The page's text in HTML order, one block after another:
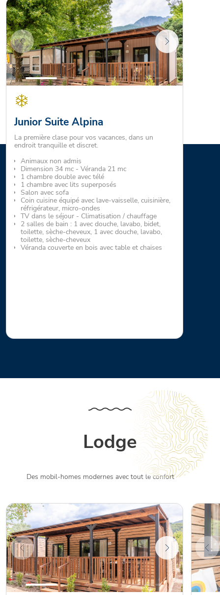
Junior Suite Alpina
La première clase pour vos vacances, dans un
endroit tranquille et discret.
Animaux non admis
Dimension 34 mc - Véranda 21 mc
1 chambre double avec télé
1 chambre avec lits superposés
Salon avec sofa
Coin cuisine équipé avec lave-vaisselle, cuisinière,
réfrigérateur, micro-ondes
TV dans le séjour - Climatisation / chauffage
2 salles de bain : 1 avec douche, lavabo, bidet,
toilette, sèche-cheveux, 1 avec douche, lavabo,
toilette, sèche-cheveux
Véranda couverte en bois avec table et chaises
Lodge
Des mobil-homes modernes avec tout le confort